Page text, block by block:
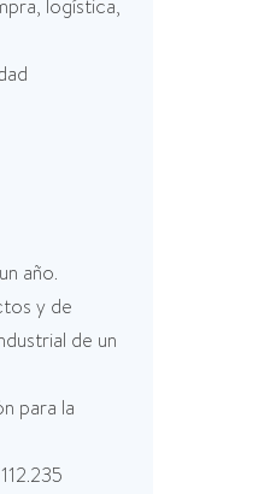
logística,
año.
y de
de un
para la